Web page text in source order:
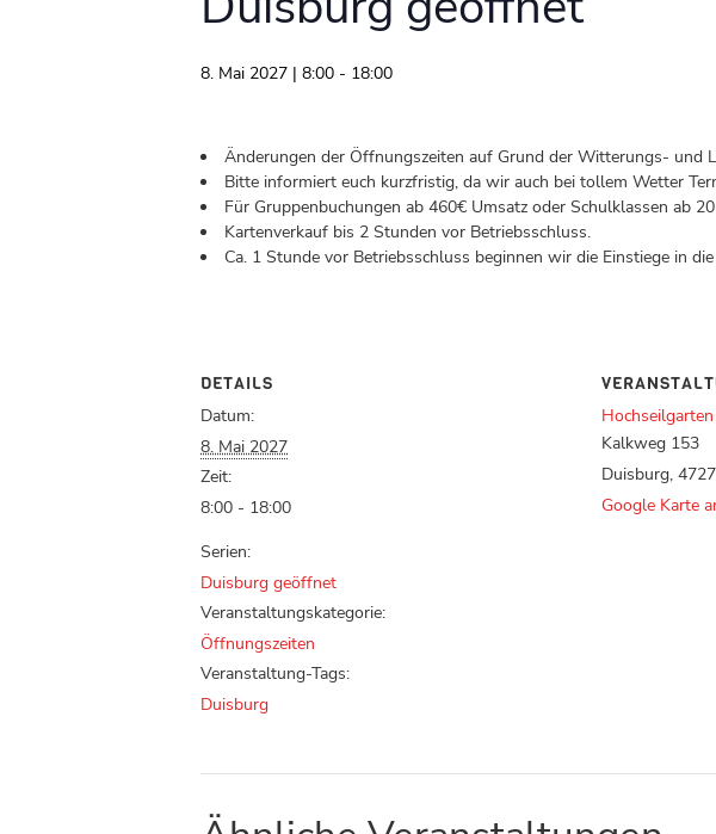
8. Mai 2027 | 8:00 - 18:00
Änderungen der Öffnungszeiten auf Grund der Witterungs- und
Bitte informiert euch kurzfristig, da wir auch bei tollem Wetter
Für Gruppenbuchungen ab 460€ Umsatz oder Schulklassen ab
Kartenverkauf bis 2 Stunden vor Betriebsschluss.
Ca. 1 Stunde vor Betriebsschluss beginnen wir die Einstiege in
DETAILS
Datum:
8. Mai 2027
Zeit:
8:00 - 18:00
Serien:
Duisburg geöffnet
Veranstaltungskategorie:
Öffnungszeiten
Veranstaltung-Tags:
Duisburg
Kalkweg 153
Duisburg,
Google Karte